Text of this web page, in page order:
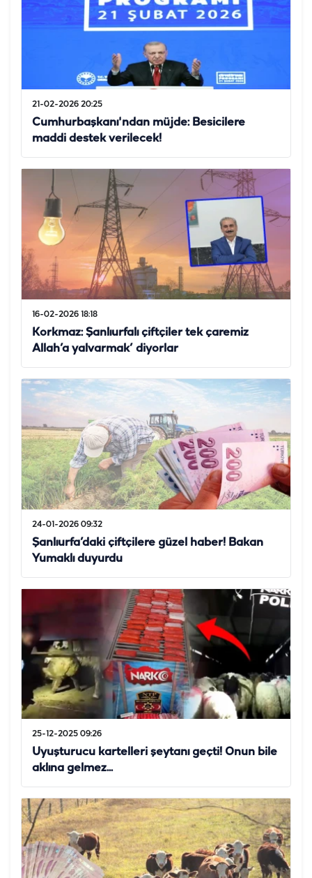
21-02-2026 20:25
Cumhurbaşkanı'ndan müjde: Besicilere
maddi destek verilecek!
16-02-2026 18:18
Korkmaz: Şanlıurfalı çiftçiler tek çaremiz
Allah’a yalvarmak’ diyorlar
24-01-2026 09:32
Şanlıurfa’daki çiftçilere güzel haber! Bakan
Yumaklı duyurdu
25-12-2025 09:26
Uyuşturucu kartelleri şeytanı geçti! Onun bile
aklına gelmez...